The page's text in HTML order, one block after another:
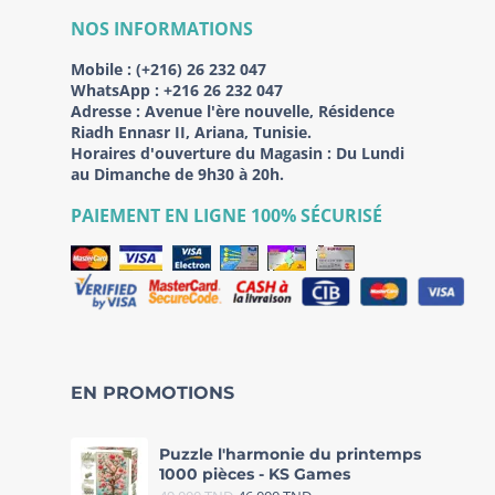
NOS INFORMATIONS
Mobile : (+216) 26 232 047
WhatsApp : +216 26 232 047
Adresse : Avenue l'ère nouvelle, Résidence
Riadh Ennasr II, Ariana, Tunisie.
Horaires d'ouverture du Magasin : Du Lundi
au Dimanche de 9h30 à 20h.
PAIEMENT EN LIGNE 100% SÉCURISÉ
EN PROMOTIONS
Puzzle l'harmonie du printemps
1000 pièces - KS Games